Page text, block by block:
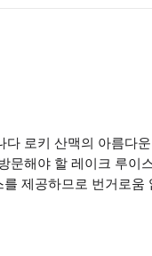
로키 산맥의 아름다
문해야 할 레이크 루이
제공하므로 번거로움